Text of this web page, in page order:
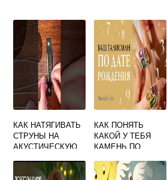
КАК НАТЯГИВАТЬ
СТРУНЫ НА
АКУСТИЧЕСКУЮ
КАК ПОНЯТЬ
КАКОЙ У ТЕБЯ
КАМЕНЬ ПО